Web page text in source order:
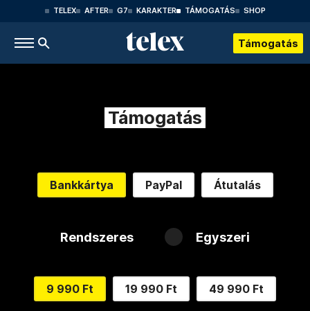
TELEX AFTER G7 KARAKTER TÁMOGATÁS SHOP
Támogatás
Támogatás
Bankkártya PayPal Átutalás
Rendszeres Egyszeri
9 990 Ft 19 990 Ft 49 990 Ft